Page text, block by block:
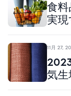
食
実
11月 27,
気